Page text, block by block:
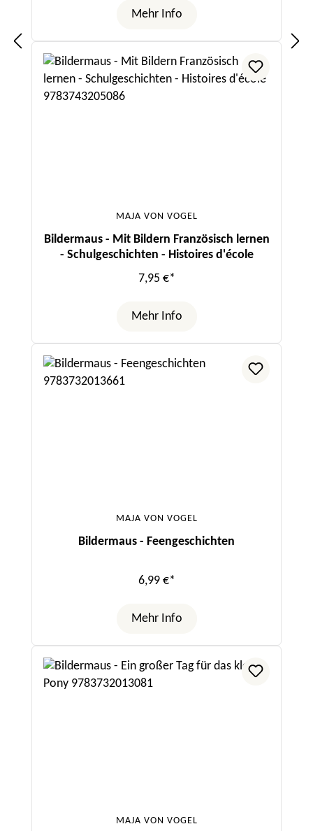
Mehr Info
MAJA VON VOGEL
Bildermaus - Mit Bildern Französisch lernen
- Schulgeschichten - Histoires d'école
7,95 €*
Mehr Info
MAJA VON VOGEL
Bildermaus - Feengeschichten
6,99 €*
Mehr Info
MAJA VON VOGEL